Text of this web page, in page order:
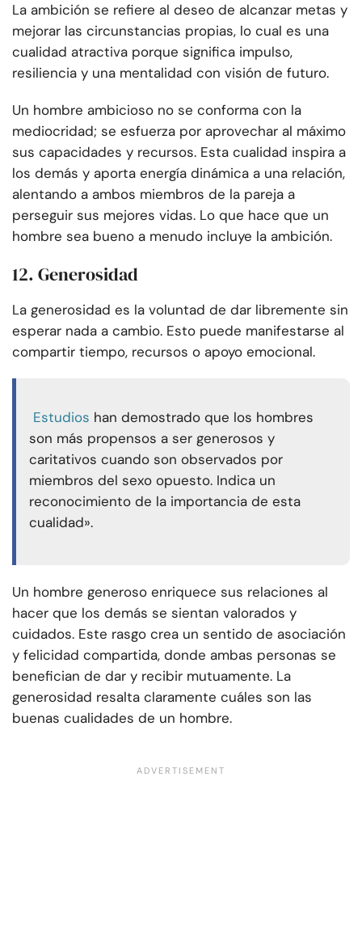
La ambición se refiere al deseo de alcanzar metas y
mejorar las circunstancias propias, lo cual es una
cualidad atractiva porque significa impulso,
resiliencia y una mentalidad con visión de futuro.
Un hombre ambicioso no se conforma con la
mediocridad; se esfuerza por aprovechar al máximo
sus capacidades y recursos. Esta cualidad inspira a
los demás y aporta energía dinámica a una relación,
alentando a ambos miembros de la pareja a
perseguir sus mejores vidas. Lo que hace que un
hombre sea bueno a menudo incluye la ambición.
12. Generosidad
La generosidad es la voluntad de dar libremente sin
esperar nada a cambio. Esto puede manifestarse al
compartir tiempo, recursos o apoyo emocional.
Estudios han demostrado que los hombres
son más propensos a ser generosos y
caritativos cuando son observados por
miembros del sexo opuesto. Indica un
reconocimiento de la importancia de esta
cualidad».
Un hombre generoso enriquece sus relaciones al
hacer que los demás se sientan valorados y
cuidados. Este rasgo crea un sentido de asociación
y felicidad compartida, donde ambas personas se
benefician de dar y recibir mutuamente. La
generosidad resalta claramente cuáles son las
buenas cualidades de un hombre.